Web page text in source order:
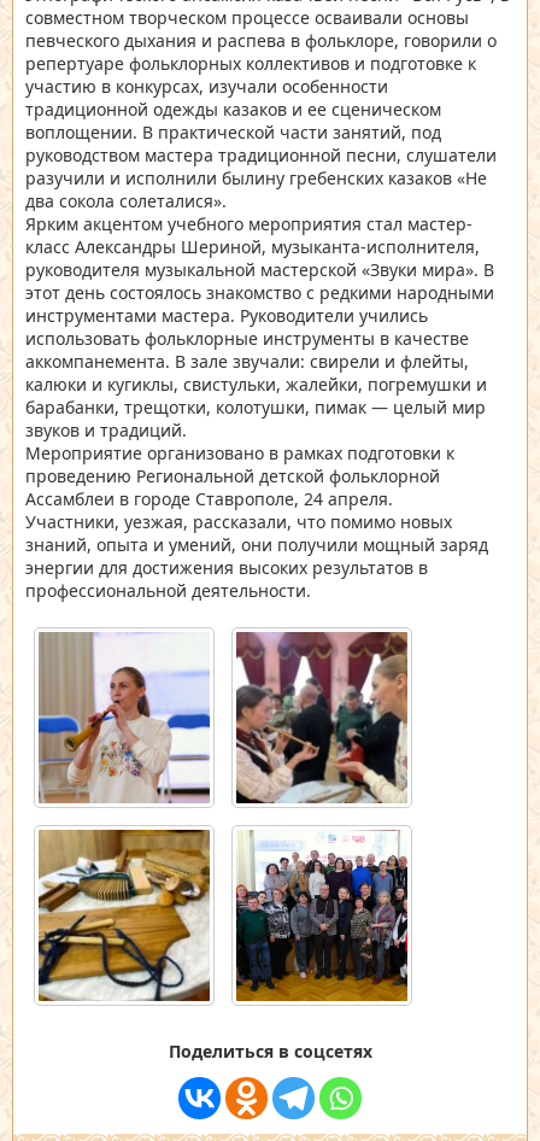
совместном творческом процессе осваивали основы
певческого дыхания и распева в фольклоре, говорили о
репертуаре фольклорных коллективов и подготовке к
участию в конкурсах, изучали особенности
традиционной одежды казаков и ее сценическом
воплощении. В практической части занятий, под
руководством мастера традиционной песни, слушатели
разучили и исполнили былину гребенских казаков «Не
два сокола солеталися».
Ярким акцентом учебного мероприятия стал мастер-
класс Александры Шериной, музыканта-исполнителя,
руководителя музыкальной мастерской «Звуки мира». В
этот день состоялось знакомство с редкими народными
инструментами мастера. Руководители учились
использовать фольклорные инструменты в качестве
аккомпанемента. В зале звучали: свирели и флейты,
калюки и кугиклы, свистульки, жалейки, погремушки и
барабанки, трещотки, колотушки, пимак — целый мир
звуков и традиций.
Мероприятие организовано в рамках подготовки к
проведению Региональной детской фольклорной
Ассамблеи в городе Ставрополе, 24 апреля.
Участники, уезжая, рассказали, что помимо новых
знаний, опыта и умений, они получили мощный заряд
энергии для достижения высоких результатов в
профессиональной деятельности.
Поделиться в соцсетях